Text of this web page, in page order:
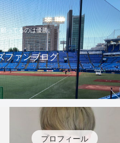
ってるのは優勝。
ファンブログ
プロフィール